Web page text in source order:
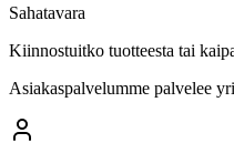
Sahatavara
Kiinnostuitko tuotteesta tai
Asiakaspalvelumme palvelee